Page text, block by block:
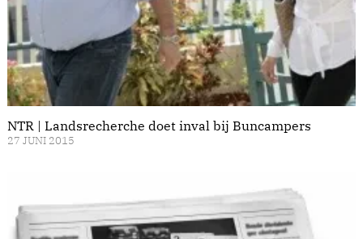
NTR | Landsrecherche doet inval bij Buncampers
27 JUNI 2015